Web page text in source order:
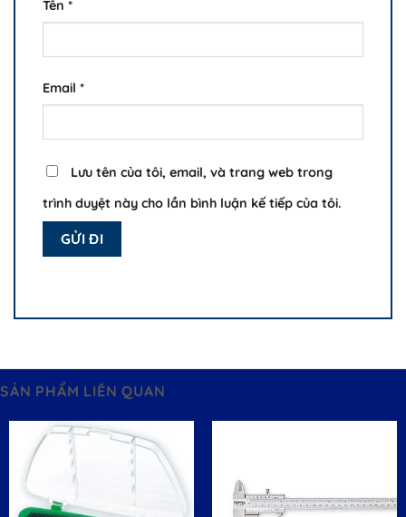
Tên *
Email *
Lưu tên của tôi, email, và trang web trong
trình duyệt này cho lần bình luận kế tiếp của tôi.
SẢN PHẨM LIÊN QUAN